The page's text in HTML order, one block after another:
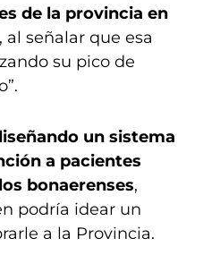
de la provincia en
, al señalar que esa
su pico de
un sistema
a pacientes
bonaerenses,
podría idear un
a la Provincia.